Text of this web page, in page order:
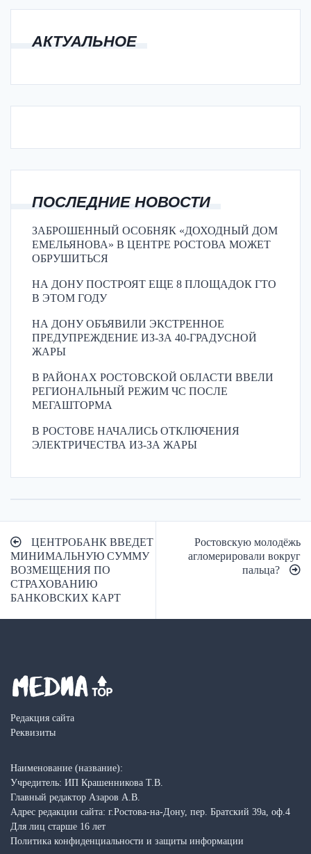
АКТУАЛЬНОЕ
ПОСЛЕДНИЕ НОВОСТИ
ЗАБРОШЕННЫЙ ОСОБНЯК «ДОХОДНЫЙ ДОМ
ЕМЕЛЬЯНОВА» В ЦЕНТРЕ РОСТОВА МОЖЕТ
ОБРУШИТЬСЯ
НА ДОНУ ПОСТРОЯТ ЕЩЕ 8 ПЛОЩАДОК ГТО
В ЭТОМ ГОДУ
НА ДОНУ ОБЪЯВИЛИ ЭКСТРЕННОЕ
ПРЕДУПРЕЖДЕНИЕ ИЗ-ЗА 40-ГРАДУСНОЙ
ЖАРЫ
В РАЙОНАХ РОСТОВСКОЙ ОБЛАСТИ ВВЕЛИ
РЕГИОНАЛЬНЫЙ РЕЖИМ ЧС ПОСЛЕ
МЕГАШТОРМА
В РОСТОВЕ НАЧАЛИСЬ ОТКЛЮЧЕНИЯ
ЭЛЕКТРИЧЕСТВА ИЗ-ЗА ЖАРЫ
Навигация
по
записям
ЦЕНТРОБАНК ВВЕДЕТ
МИНИМАЛЬНУЮ СУММУ
ВОЗМЕЩЕНИЯ ПО
СТРАХОВАНИЮ
БАНКОВСКИХ КАРТ
Ростовскую молодёжь
агломерировали вокруг
пальца?
Редакция сайта
Реквизиты
Наименование (название):
Учредитель: ИП Крашенникова Т.В.
Главный редактор Азаров А.В.
Адрес редакции сайта: г.Ростова-на-Дону, пер. Братский 39а, оф.4
Для лиц старше 16 лет
Политика конфиденциальности и защиты информации